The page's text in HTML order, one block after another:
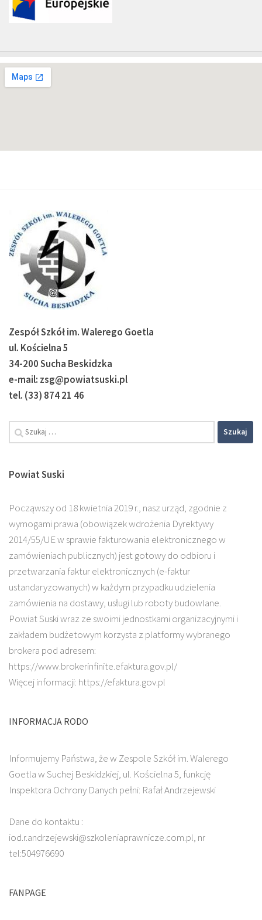
Zespół Szkół im. Walerego Goetla
ul. Kościelna 5
34-200 Sucha Beskidzka
e-mail: zsg@powiatsuski.pl
tel. (33) 874 21 46
Powiat Suski
Począwszy od 18 kwietnia 2019 r., nasz urząd, zgodnie z
wymogami prawa (obowiązek wdrożenia Dyrektywy
2014/55/UE w sprawie fakturowania elektronicznego w
zamówieniach publicznych) jest gotowy do odbioru i
przetwarzania faktur elektronicznych (e-faktur
ustandaryzowanych) w każdym przypadku udzielenia
zamówienia na dostawy, usługi lub roboty budowlane.
Powiat Suski wraz ze swoimi jednostkami organizacyjnymi i
zakładem budżetowym korzysta z platformy wybranego
brokera pod adresem:
https://www.brokerinfinite.efaktura.gov.pl/
Więcej informacji: https://efaktura.gov.pl
INFORMACJA RODO
Informujemy Państwa, że w Zespole Szkół im. Walerego
Goetla w Suchej Beskidzkiej, ul. Kościelna 5, funkcję
Inspektora Ochrony Danych pełni: Rafał Andrzejewski
Dane do kontaktu :
iod.r.andrzejewski@szkoleniaprawnicze.com.pl, nr
tel:504976690
FANPAGE